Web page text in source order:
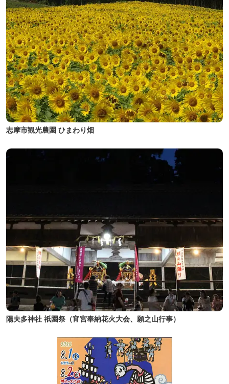
志摩市観光農園 ひまわり畑
陽夫多神社 祇園祭（宵宮奉納花火大会、願之山行事）